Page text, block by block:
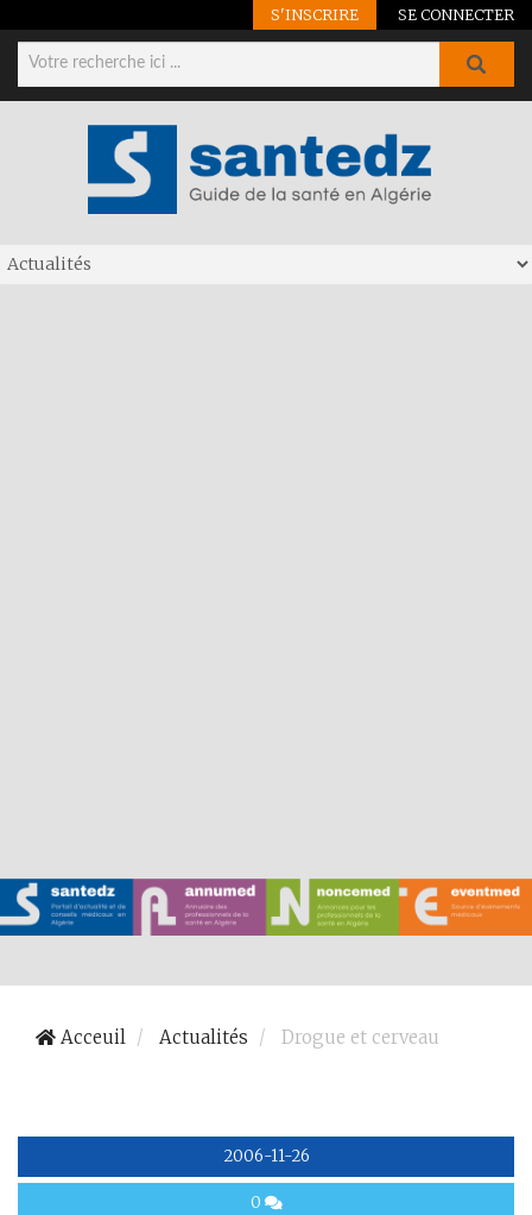
S'INSCRIRE SE CONNECTER
Acceuil Actualités Drogue et cerveau
2006-11-26
0